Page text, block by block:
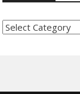
Kategoritë